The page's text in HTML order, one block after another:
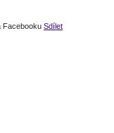
Facebooku Sdílet